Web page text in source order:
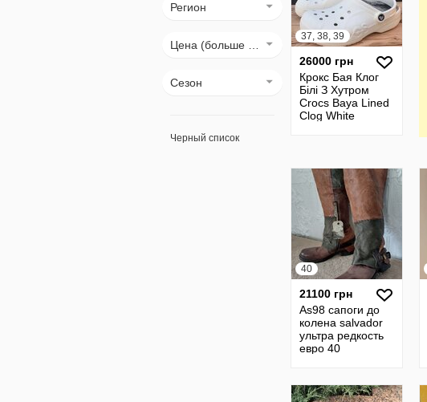
Регион
Сезон
Черный список
37, 38, 39
26000 грн
Крокс Бая Клог
Білі З Хутром
Crocs Baya Lined
Clog White
40
21100 грн
As98 сапоги до
колена salvador
ультра редкость
евро 40